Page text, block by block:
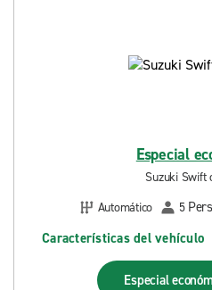
Especial
Suzuki Swift
Automático
5
Características del vehículo
Especial